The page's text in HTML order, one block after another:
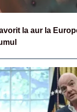
la aur la